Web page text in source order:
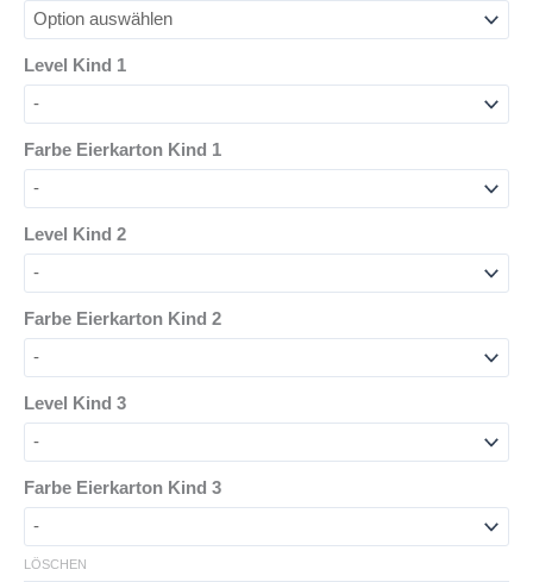
Level Kind 1
Farbe Eierkarton Kind 1
Level Kind 2
Farbe Eierkarton Kind 2
Level Kind 3
Farbe Eierkarton Kind 3
LÖSCHEN